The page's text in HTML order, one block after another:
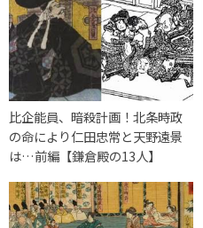
比企能員、暗殺計画！北条時政
の命により仁田忠常と天野遠景
は…前編【鎌倉殿の13人】